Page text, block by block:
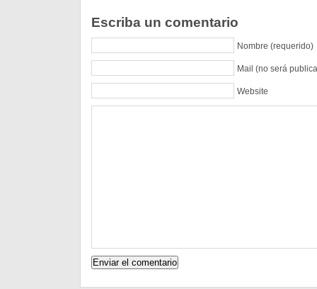
Escriba un comentario
Nombre (requerido)
Mail (no será
Website